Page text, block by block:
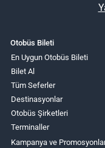
Otobüs Bileti
En Uygun Otobüs Bileti
Bilet Al
Tüm Seferler
Destinasyonlar
Otobüs Şirketleri
Terminaller
Kampanya ve